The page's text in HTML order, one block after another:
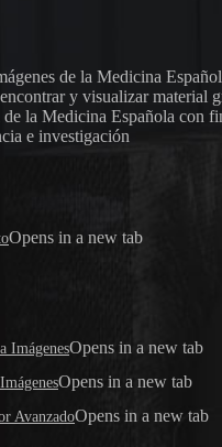
de la Medicina
y visualizar material
la Medicina Española con
e investigación
Opens in a new tab
ImágenesOpens in a new tab
Opens in a new tab
AvanzadoOpens in a new tab